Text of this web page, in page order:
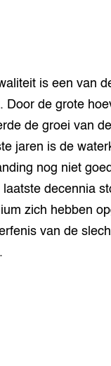
is een van
Door de grote
de groei van de
jaren is de
nog niet
decennia
zich hebben
van de